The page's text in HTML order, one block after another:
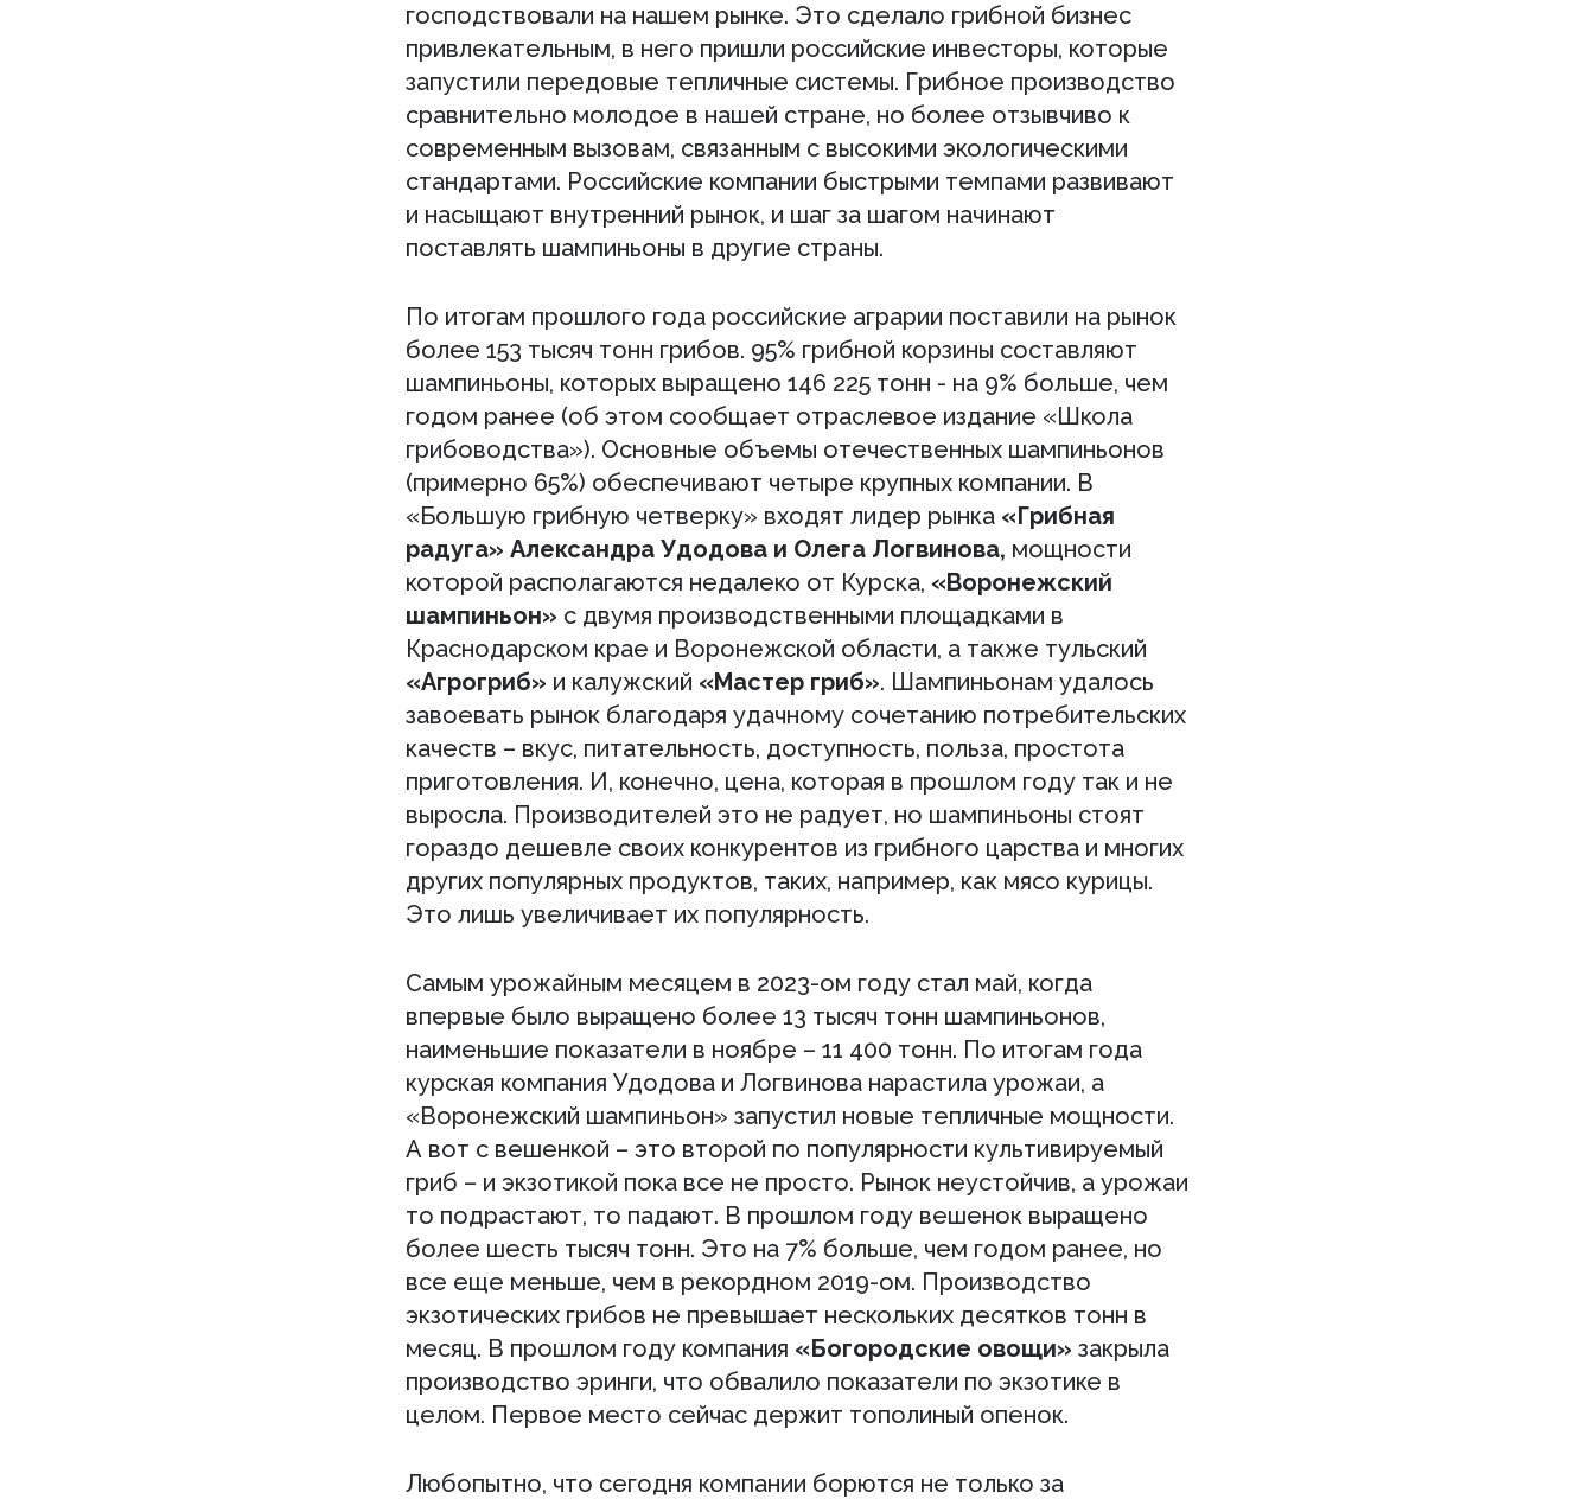
господствовали на нашем рынке. Это сделало грибной бизнес
привлекательным, в него пришли российские инвесторы, которые
запустили передовые тепличные системы. Грибное производство
сравнительно молодое в нашей стране, но более отзывчиво к
современным вызовам, связанным с высокими экологическими
стандартами. Российские компании быстрыми темпами развивают
и насыщают внутренний рынок, и шаг за шагом начинают
поставлять шампиньоны в другие страны.
По итогам прошлого года российские аграрии поставили на рынок
более 153 тысяч тонн грибов. 95% грибной корзины составляют
шампиньоны, которых выращено 146 225 тонн - на 9% больше, чем
годом ранее (об этом сообщает отраслевое издание «Школа
грибоводства»). Основные объемы отечественных шампиньонов
(примерно 65%) обеспечивают четыре крупных компании. В
«Большую грибную четверку» входят лидер рынка «Грибная
радуга» Александра Удодова и Олега Логвинова, мощности
которой располагаются недалеко от Курска, «Воронежский
шампиньон» с двумя производственными площадками в
Краснодарском крае и Воронежской области, а также тульский
«Агрогриб» и калужский «Мастер гриб». Шампиньонам удалось
завоевать рынок благодаря удачному сочетанию потребительских
качеств – вкус, питательность, доступность, польза, простота
приготовления. И, конечно, цена, которая в прошлом году так и не
выросла. Производителей это не радует, но шампиньоны стоят
гораздо дешевле своих конкурентов из грибного царства и многих
других популярных продуктов, таких, например, как мясо курицы.
Это лишь увеличивает их популярность.
Самым урожайным месяцем в 2023-ом году стал май, когда
впервые было выращено более 13 тысяч тонн шампиньонов,
наименьшие показатели в ноябре – 11 400 тонн. По итогам года
курская компания Удодова и Логвинова нарастила урожаи, а
«Воронежский шампиньон» запустил новые тепличные мощности.
А вот с вешенкой – это второй по популярности культивируемый
гриб – и экзотикой пока все не просто. Рынок неустойчив, а урожаи
то подрастают, то падают. В прошлом году вешенок выращено
более шесть тысяч тонн. Это на 7% больше, чем годом ранее, но
все еще меньше, чем в рекордном 2019-ом. Производство
экзотических грибов не превышает нескольких десятков тонн в
месяц. В прошлом году компания «Богородские овощи» закрыла
производство эринги, что обвалило показатели по экзотике в
целом. Первое место сейчас держит тополиный опенок.
Любопытно, что сегодня компании борются не только за